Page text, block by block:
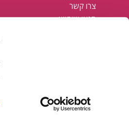
צרו קשר
תנאי שימוש
FAMING#